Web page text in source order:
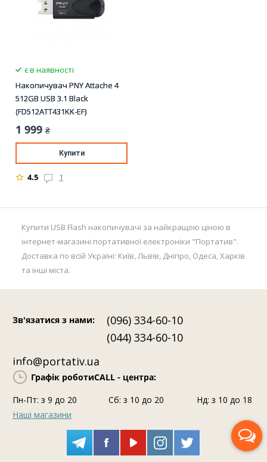
є в наявності
Накопичувач PNY Attache 4
512GB USB 3.1 Black
(FD512ATT431KK-EF)
1 999 ₴
Купити
4.5 1
Купити USB Flash накопичувачі за найкращою ціною в
інтернет-магазині портативної електроніки "Портатив".
Доставка по всій Україні: Київ, Львів, Дніпро, Одеса, Харків
та інші міста.
Зв'язатися з нами:
(096) 334-60-10
(044) 334-60-10
info@portativ.ua
Графік роботиCALL - центра:
Пн-Пт: з 9 до 20
Сб: з 10 до 20
Нд: з 10 до 18
Наші магазини
Передзвоніть мені